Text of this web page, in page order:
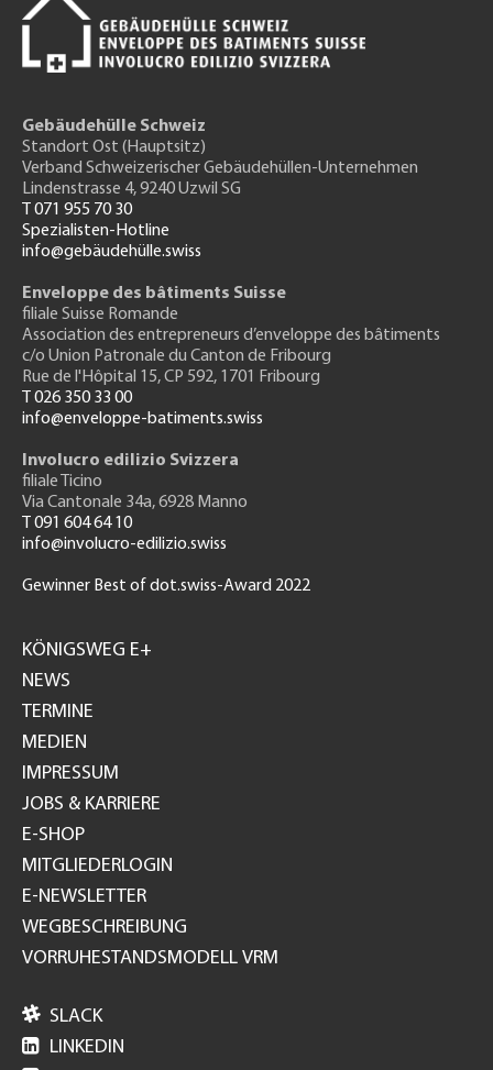
Gebäudehülle Schweiz
Standort Ost (Hauptsitz)
Verband Schweizerischer Gebäudehüllen-Unternehmen
Lindenstrasse 4, 9240 Uzwil SG
T 071 955 70 30
Spezialisten-Hotline
info@gebäudehülle.swiss
Enveloppe des bâtiments Suisse
filiale Suisse Romande
Association des entrepreneurs d’enveloppe des bâtiments
c/o Union Patronale du Canton de Fribourg
Rue de l'Hôpital 15, CP 592, 1701 Fribourg
T 026 350 33 00
info@enveloppe-batiments.swiss
Involucro edilizio Svizzera
filiale Ticino
Via Cantonale 34a, 6928 Manno
T 091 604 64 10
info@involucro-edilizio.swiss
Gewinner Best of dot.swiss-Award 2022
GH
KÖNIGSWEG E+
NEWS
TERMINE
MEDIEN
IMPRESSUM
JOBS & KARRIERE
E-SHOP
MITGLIEDERLOGIN
E-NEWSLETTER
WEGBESCHREIBUNG
VORRUHESTANDSMODELL VRM
 SLACK
 LINKEDIN